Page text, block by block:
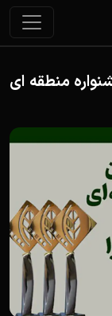
منطقه ای